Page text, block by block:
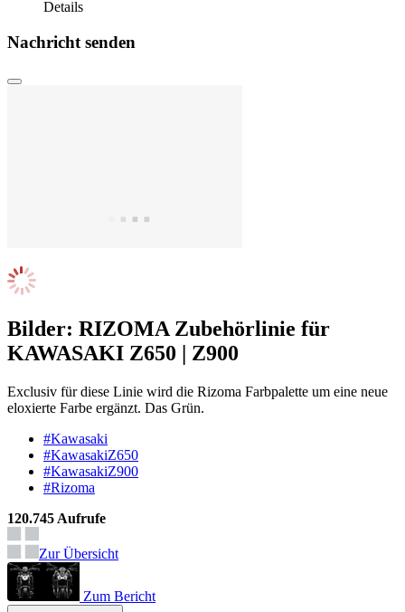
Details
Nachricht senden
Bilder: RIZOMA Zubehörlinie für
KAWASAKI Z650 | Z900
Exclusiv für diese Linie wird die Rizoma Farbpalette um eine neue
eloxierte Farbe ergänzt. Das Grün.
#Kawasaki
#KawasakiZ650
#KawasakiZ900
#Rizoma
120.745 Aufrufe
Zur Übersicht
Zum Bericht